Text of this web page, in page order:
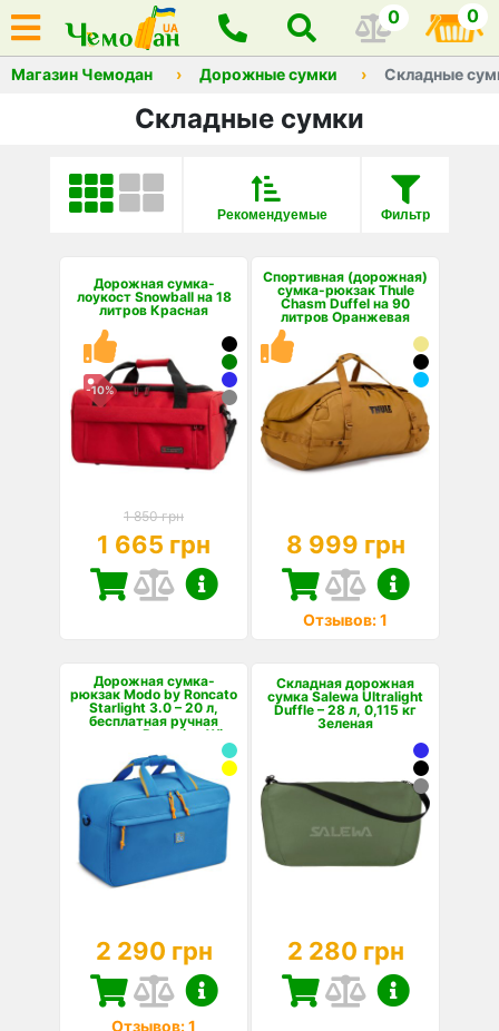
0 0
Магазин Чемодан Дорожные сумки Складные
Складные сумки
Фильтр
Рекомендуемые
Дорожная сумка-
лоукост Snowball на 18
литров Красная
-10%
1 850 грн
1 665 грн
Спортивная (дорожная)
сумка-рюкзак Thule
Chasm Duffel на 90
литров Оранжевая
8 999 грн
Отзывов: 1
Дорожная сумка-
рюкзак Modo by Roncato
Starlight 3.0 – 20 л,
бесплатная ручная
кладь для Ryanair и Wi...
2 290 грн
Отзывов: 1
Складная дорожная
сумка Salewa Ultralight
Duffle – 28 л, 0,115 кг
Зеленая
2 280 грн